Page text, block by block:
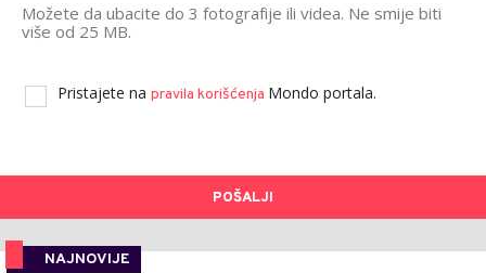
Možete da ubacite do 3 fotografije ili videa. Ne smije biti
više od 25 MB.
Pristajete na pravila korišćenja Mondo portala.
POŠALJI
NAJNOVIJE